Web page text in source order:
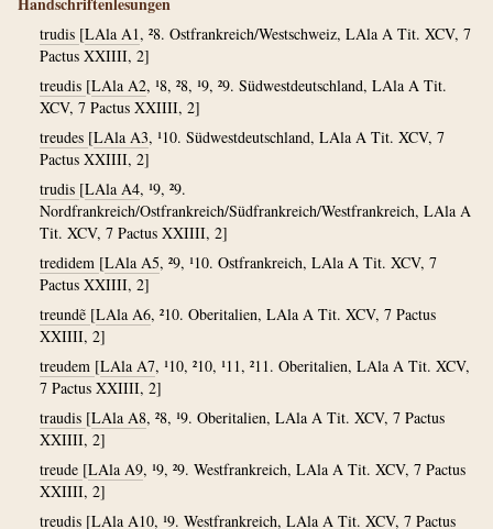
trudis [LAla A1, ²8. Ostfrankreich/Westschweiz, LAla A Tit. XCV, 7
Pactus XXIIII, 2]
treudis [LAla A2, ¹8, ²8, ¹9, ²9. Südwestdeutschland, LAla A Tit.
XCV, 7 Pactus XXIIII, 2]
treudes [LAla A3, ¹10. Südwestdeutschland, LAla A Tit. XCV, 7
Pactus XXIIII, 2]
trudis [LAla A4, ¹9, ²9.
Nordfrankreich/Ostfrankreich/Südfrankreich/Westfrankreich, LAla A
Tit. XCV, 7 Pactus XXIIII, 2]
tredidem [LAla A5, ²9, ¹10. Ostfrankreich, LAla A Tit. XCV, 7
Pactus XXIIII, 2]
treundẽ [LAla A6, ²10. Oberitalien, LAla A Tit. XCV, 7 Pactus
XXIIII, 2]
treudem [LAla A7, ¹10, ²10, ¹11, ²11. Oberitalien, LAla A Tit. XCV,
7 Pactus XXIIII, 2]
traudis [LAla A8, ²8, ¹9. Oberitalien, LAla A Tit. XCV, 7 Pactus
XXIIII, 2]
treude [LAla A9, ¹9, ²9. Westfrankreich, LAla A Tit. XCV, 7 Pactus
XXIIII, 2]
treudis [LAla A10, ¹9. Westfrankreich, LAla A Tit. XCV, 7 Pactus